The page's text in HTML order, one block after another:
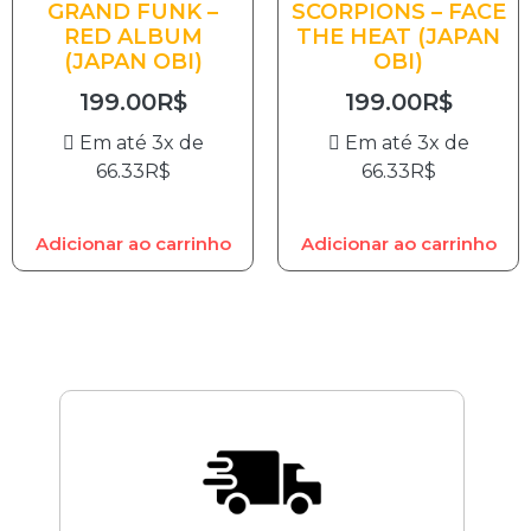
GRAND FUNK –
RED ALBUM
(JAPAN OBI)
199.00R$
Em até 3x de
66.33R$
Adicionar ao carrinho
SCORPIONS – FACE
THE HEAT (JAPAN
OBI)
199.00R$
Em até 3x de
66.33R$
Adicionar ao carrinho